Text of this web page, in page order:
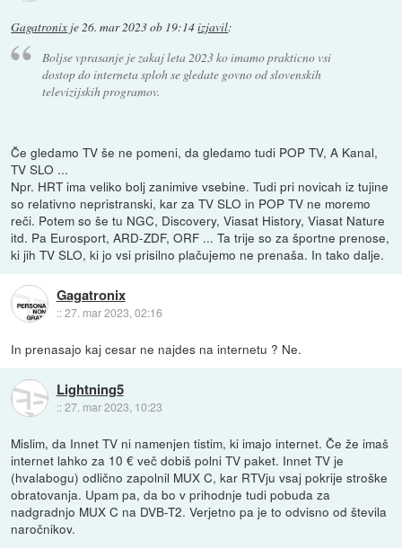
Gagatronix je26. mar 2023 ob 19:14izjavil:
Boljse vprasanje je zakaj leta 2023 ko imamo prakticno vsi
dostop do interneta sploh se gledate govno od slovenskih
televizijskih programov.
Če gledamo TV še ne pomeni, da gledamo tudi POP TV, A Kanal,
TV SLO ...
Npr. HRT ima veliko bolj zanimive vsebine. Tudi pri novicah iz tujine
so relativno nepristranski, kar za TV SLO in POP TV ne moremo
reči. Potem so še tu NGC, Discovery, Viasat History, Viasat Nature
itd. Pa Eurosport, ARD-ZDF, ORF ... Ta trije so za športne prenose,
ki jih TV SLO, ki jo vsi prisilno plačujemo ne prenaša. In tako dalje.
Gagatronix
::27. mar 2023, 02:16
In prenasajo kaj cesar ne najdes na internetu ? Ne.
Lightning5
::27. mar 2023, 10:23
Mislim, da Innet TV ni namenjen tistim, ki imajo internet. Če že imaš
internet lahko za 10 € več dobiš polni TV paket. Innet TV je
(hvalabogu) odlično zapolnil MUX C, kar RTVju vsaj pokrije stroške
obratovanja. Upam pa, da bo v prihodnje tudi pobuda za
nadgradnjo MUX C na DVB-T2. Verjetno pa je to odvisno od števila
naročnikov.